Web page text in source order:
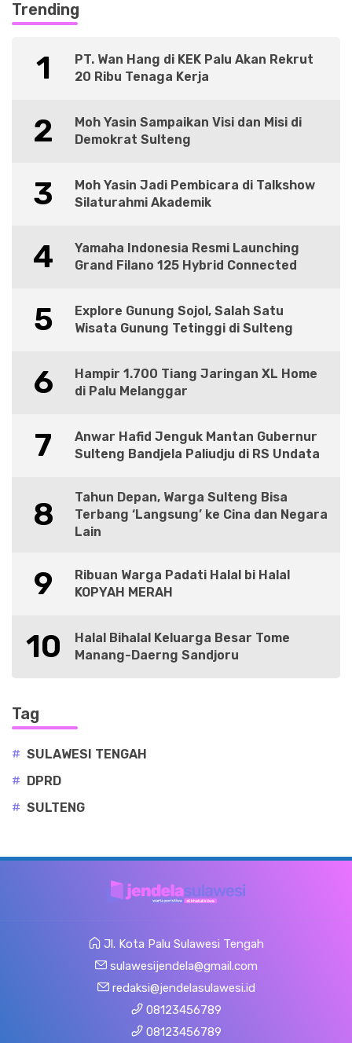
Trending
1
PT. Wan Hang di KEK Palu Akan Rekrut
20 Ribu Tenaga Kerja
2
Moh Yasin Sampaikan Visi dan Misi di
Demokrat Sulteng
3
Moh Yasin Jadi Pembicara di Talkshow
Silaturahmi Akademik
4
Yamaha Indonesia Resmi Launching
Grand Filano 125 Hybrid Connected
5
Explore Gunung Sojol, Salah Satu
Wisata Gunung Tetinggi di Sulteng
6
Hampir 1.700 Tiang Jaringan XL Home
di Palu Melanggar
7
Anwar Hafid Jenguk Mantan Gubernur
Sulteng Bandjela Paliudju di RS Undata
8
Tahun Depan, Warga Sulteng Bisa
Terbang ‘Langsung’ ke Cina dan Negara
Lain
9
Ribuan Warga Padati Halal bi Halal
KOPYAH MERAH
10
Halal Bihalal Keluarga Besar Tome
Manang-Daerng Sandjoru
Tag
# SULAWESI TENGAH
# DPRD
# SULTENG
Jl. Kota Palu Sulawesi Tengah
sulawesijendela@gmail.com
redaksi@jendelasulawesi.id
08123456789
08123456789